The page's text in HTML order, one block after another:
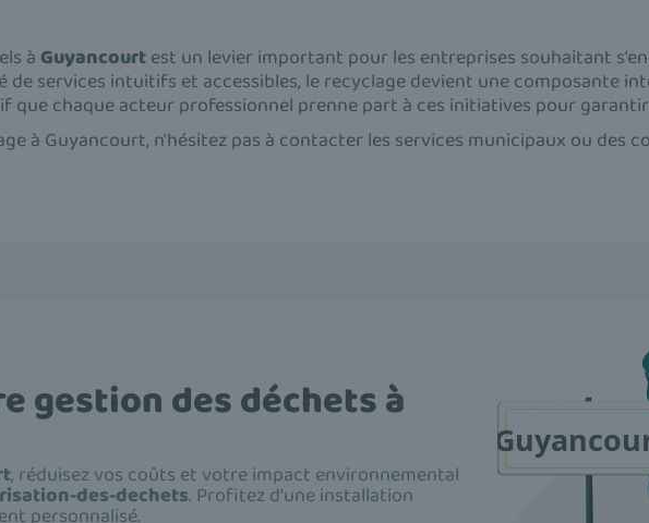
àGuyancourtest un levier important pour les entreprises souhaitant
de services intuitifs et accessibles, le recyclage devient une composante
que chaque acteur professionnel prenne part à ces initiatives pour
à Guyancourt, n'hésitez pas à contacter les services municipaux ou des
gestion des déchets à
, réduisez vos coûts et votre impact environnemental
des-dechets. Profitez d'une installation
personnalisé.